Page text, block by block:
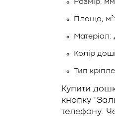
Розмір,
Площа,
Матеріал:
Колір
Тип
Купити
кнопку
телефону.